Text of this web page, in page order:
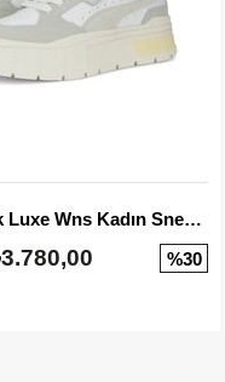
Mayze Stack Luxe Wns Kadın Sneaker
%30